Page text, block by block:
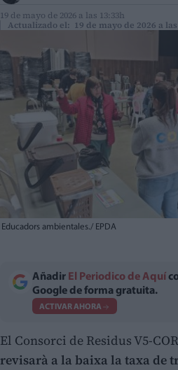
19 de mayo de 2026 a las 13:33h
Actualizado el: 19 de mayo de 2026 a
Educadors ambientales./ EPDA
Añadir El Periodico de Aquí
Google de forma gratuita.
ACTIVAR AHORA
El Consorci de Residus V5-
revisarà a la baixa la taxa de